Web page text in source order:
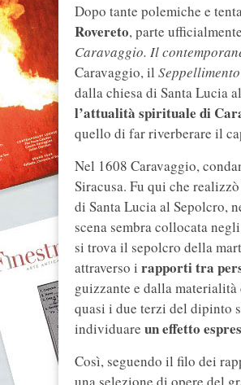
Dopo tante polemiche e
Rovereto, parte
Caravaggio. Il
Caravaggio, il
dalla chiesa di Santa Lucia
l’attualità spirituale di
quello di far riverberare il
Nel 1608 Caravaggio,
Siracusa. Fu qui che
di Santa Lucia al Sepolcro,
scena sembra collocata
si trova il sepolcro della
attraverso i rapporti tra
guizzante e dalla
quasi i due terzi del dipinto
individuare un effetto
Così, seguendo il filo dei